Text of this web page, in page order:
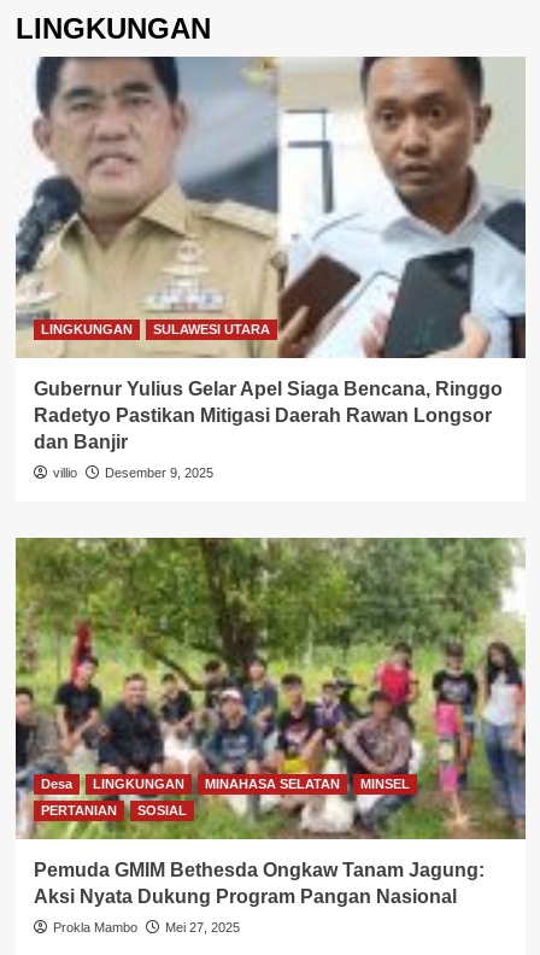
LINGKUNGAN
LINGKUNGAN SULAWESI UTARA
Gubernur Yulius Gelar Apel Siaga Bencana, Ringgo
Radetyo Pastikan Mitigasi Daerah Rawan Longsor
dan Banjir
villio Desember 9, 2025
Desa LINGKUNGAN MINAHASA SELATAN
MINSEL
PERTANIAN
SOSIAL
Pemuda GMIM Bethesda Ongkaw Tanam Jagung:
Aksi Nyata Dukung Program Pangan Nasional
Prokla Mambo Mei 27, 2025